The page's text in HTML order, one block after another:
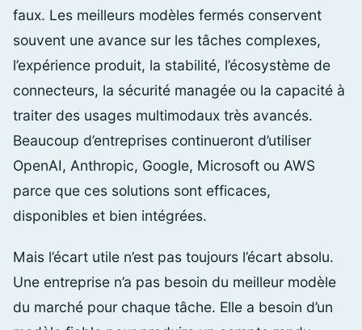
faux. Les meilleurs modèles fermés conservent
souvent une avance sur les tâches complexes,
l’expérience produit, la stabilité, l’écosystème de
connecteurs, la sécurité managée ou la capacité à
traiter des usages multimodaux très avancés.
Beaucoup d’entreprises continueront d’utiliser
OpenAI, Anthropic, Google, Microsoft ou AWS
parce que ces solutions sont efficaces,
disponibles et bien intégrées.
Mais l’écart utile n’est pas toujours l’écart absolu.
Une entreprise n’a pas besoin du meilleur modèle
du marché pour chaque tâche. Elle a besoin d’un